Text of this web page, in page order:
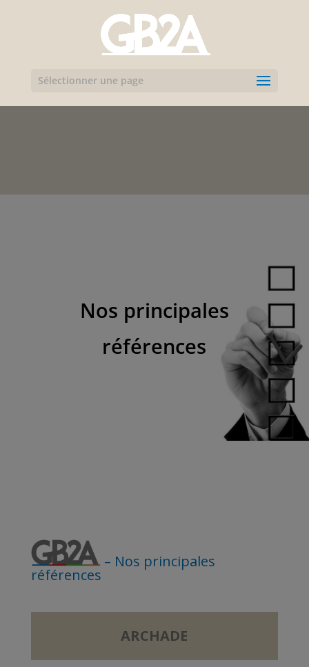
Sélectionner une page
Nos principales
références
– Nos principales
références
ARCHADE